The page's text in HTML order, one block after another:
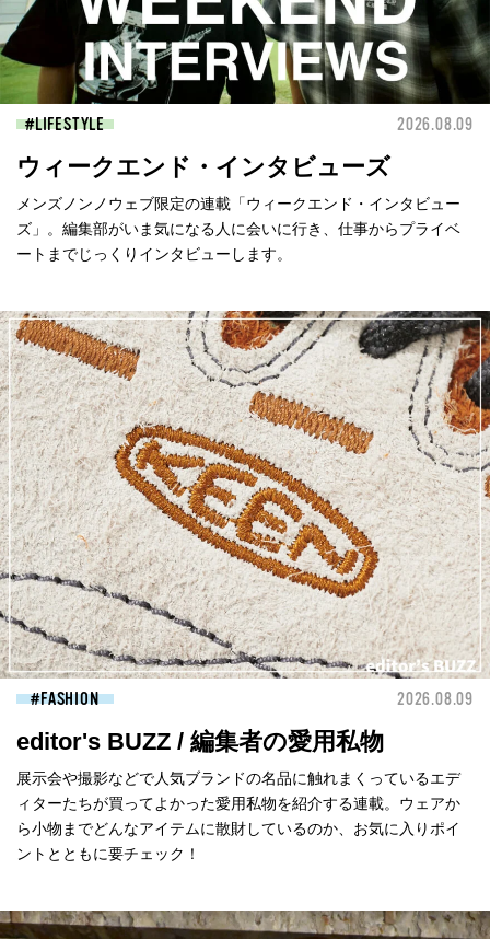
LIFESTYLE 2026.08.09
ウィークエンド・インタビューズ
メンズノンノウェブ限定の連載「ウィークエンド・インタビュー
ズ」。編集部がいま気になる人に会いに行き、仕事からプライベ
ートまでじっくりインタビューします。
FASHION 2026.08.09
editor's BUZZ / 編集者の愛用私物
展示会や撮影などで人気ブランドの名品に触れまくっているエデ
ィターたちが買ってよかった愛用私物を紹介する連載。ウェアか
ら小物までどんなアイテムに散財しているのか、お気に入りポイ
ントとともに要チェック！